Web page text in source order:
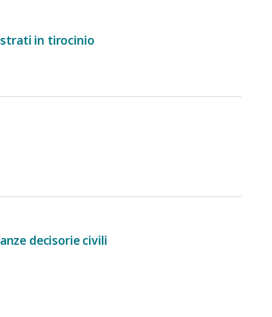
in tirocinio
decisorie civili